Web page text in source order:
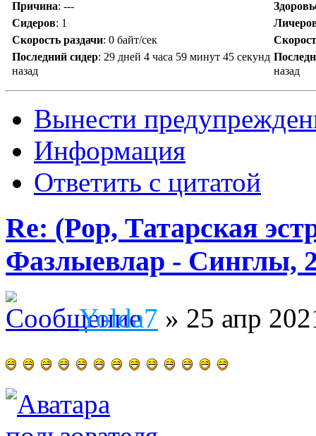
Причина: ---
Сидеров: 1
Скорость раздачи: 0 байт/сек
Последний сидер: 29 дней 4 часа 59 минут 45 секунд
назад
назад
Вынести
Информация
Ответить с цитатой
Re: (Pop, Татарская
Фазлыевлар - Синглы,
Yolda7 » 25 апр